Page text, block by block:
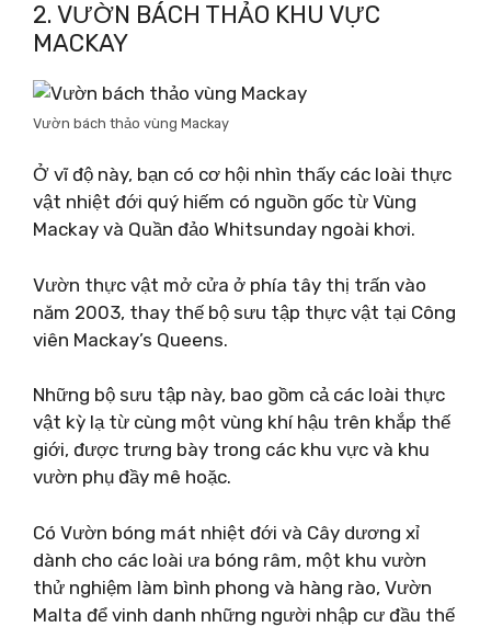
2. VƯỜN BÁCH THẢO KHU VỰC
MACKAY
Vườn bách thảo vùng Mackay
Ở vĩ độ này, bạn có cơ hội nhìn thấy các loài thực
vật nhiệt đới quý hiếm có nguồn gốc từ Vùng
Mackay và Quần đảo Whitsunday ngoài khơi.
Vườn thực vật mở cửa ở phía tây thị trấn vào
năm 2003, thay thế bộ sưu tập thực vật tại Công
viên Mackay’s Queens.
Những bộ sưu tập này, bao gồm cả các loài thực
vật kỳ lạ từ cùng một vùng khí hậu trên khắp thế
giới, được trưng bày trong các khu vực và khu
vườn phụ đầy mê hoặc.
Có Vườn bóng mát nhiệt đới và Cây dương xỉ
dành cho các loài ưa bóng râm, một khu vườn
thử nghiệm làm bình phong và hàng rào, Vườn
Malta để vinh danh những người nhập cư đầu thế